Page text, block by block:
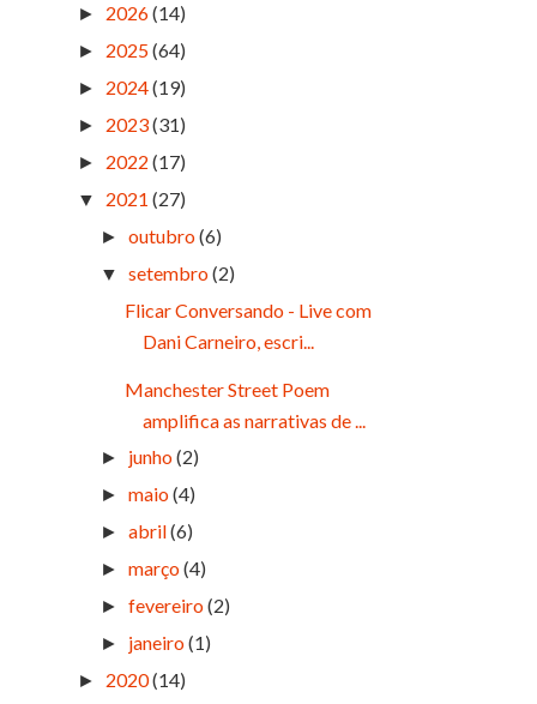
► 2026(14)
► 2025(64)
► 2024(19)
► 2023(31)
► 2022 (17)
▼ 2021 (27)
►outubro(6)
▼ setembro(2)
Flicar Conversando - Live com
Dani Carneiro, escri...
Manchester Street Poem
amplifica as narrativas de ...
► junho(2)
►maio(4)
►abril(6)
►março(4)
►fevereiro(2)
► janeiro(1)
► 2020(14)